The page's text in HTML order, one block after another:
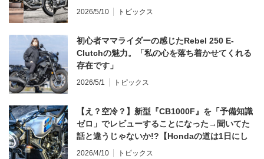
2026/5/10 トピックス
初心者ママライダーの感じたRebel 250 E-
Clutchの魅力。「私の心を落ち着かせてくれる
存在です」
2026/5/1 トピックス
【え？空冷？】新型『CB1000F』を「予備知識
ゼロ」でレビューすることになった→聞いてた
話と違うじゃないか!?【Hondaの道は1日にし
てならず／CB1000F ①第一印象 編】
2026/4/10 トピックス